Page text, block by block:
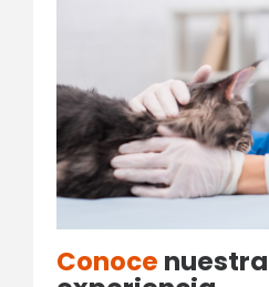
Conoce